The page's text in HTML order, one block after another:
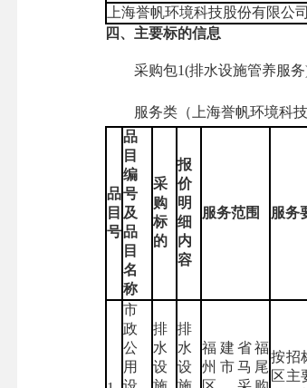
上海誉帆环境科技股份有限公司
四、主要标的信息
采购包1(排水设施管养服务
服务类（上海誉帆环境科技
品
目
号
品
目
编
号
及
品
目
名
称
采
购
标
的
报
价
明
细
内
容
服务范围 服务
市
政
公
用
排
水
设
排
水
设
福建省福
州市马尾
按招
区主